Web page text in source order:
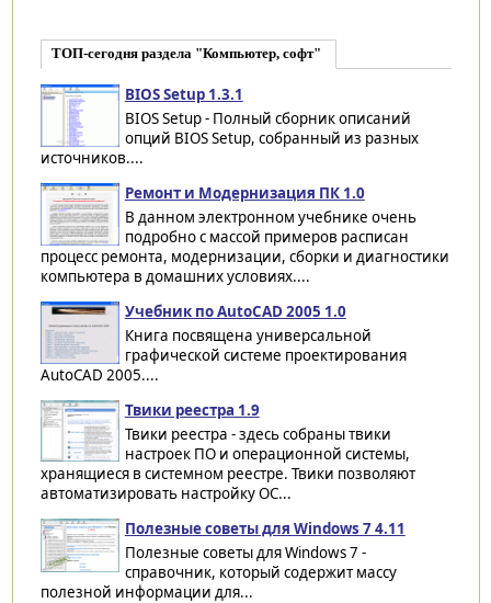
ТОП-сегодня раздела "Компьютер, софт"
BIOS Setup 1.3.1
BIOS Setup - Полный сборник описаний
опций BIOS Setup, собранный из разных
источников....
Ремонт и Модернизация ПК 1.0
В данном электронном учебнике очень
подробно с массой примеров расписан
процесс ремонта, модернизации, сборки и диагностики
компьютера в домашних условиях....
Учебник по AutoCAD 2005 1.0
Книга посвящена универсальной
графической системе проектирования
AutoCAD 2005....
Твики реестра 1.9
Твики реестра - здесь собраны твики
настроек ПО и операционной системы,
хранящиеся в системном реестре. Твики позволяют
автоматизировать настройку ОС...
Полезные советы для Windows 7 4.11
Полезные советы для Windows 7 -
справочник, который содержит массу
полезной информации для...